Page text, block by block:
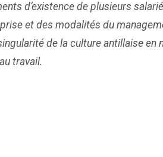
d’existence de plusieurs
et des modalités du
de la culture antillaise
travail.